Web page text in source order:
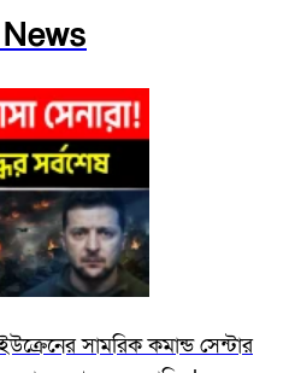
News
সামরিক কমান্ড সেন্টার